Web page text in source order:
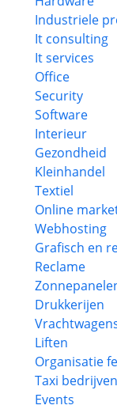
Industriele
It consulting
It services
Office
Security
Software
Interieur
Gezondheid
Kleinhandel
Textiel
Online
Webhosting
Grafisch en
Reclame
Drukkerijen
Liften
Organisatie
Taxi bedrijven
Events